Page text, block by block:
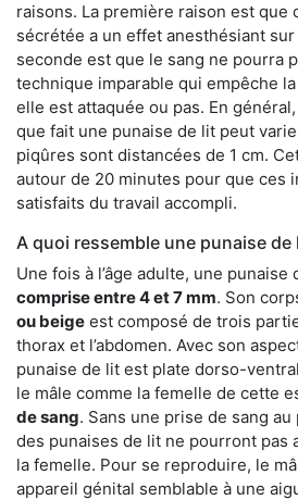
raisons. La première raison est que
sécrétée a un effet anesthésiant sur
seconde est que le sang ne pourra
technique imparable qui empêche
elle est attaquée ou pas. En
que fait une punaise de lit peut
piqûres sont distancées de 1 cm.
autour de 20 minutes pour que ces
satisfaits du travail accompli.
A quoi ressemble une punaise
Une fois à l’âge adulte, une punaise
comprise entre 4 et 7 mm. Son
ou beige est composé de trois
thorax et l’abdomen. Avec son
punaise de lit est plate dorso-
le mâle comme la femelle de cette
de sang. Sans une prise de sang
des punaises de lit ne pourront pas
la femelle. Pour se reproduire, le
appareil génital semblable à une